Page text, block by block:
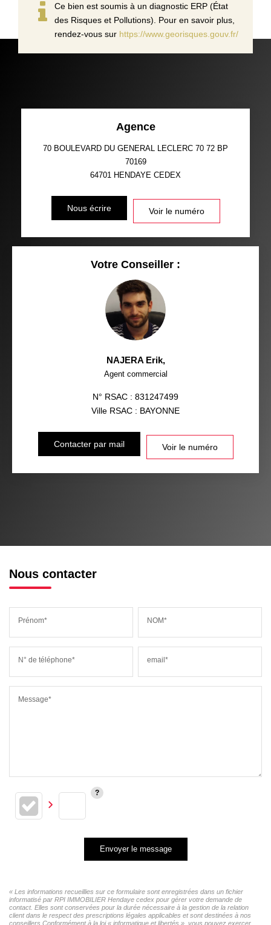
Ce bien est soumis à un diagnostic ERP (État
des Risques et Pollutions). Pour en savoir plus,
rendez-vous sur https://www.georisques.gouv.fr/
Agence
70 BOULEVARD DU GENERAL LECLERC 70 72 BP
70169
64701 HENDAYE CEDEX
Nous écrire Voir le numéro
Votre Conseiller :
NAJERA Erik,
Agent commercial
N° RSAC : 831247499
Ville RSAC : BAYONNE
Contacter par mail Voir le numéro
Nous contacter
Prénom* NOM*
N° de téléphone* email*
Message*
Envoyer le message
« Les informations recueillies sur ce formulaire sont enregistrées dans un fichier
informatisé par RPI IMMOBILIER Hendaye cedex pour gérer votre demande de
contact. Elles sont conservées pour la durée nécessaire à la gestion de la relation
client dans le respect des prescriptions légales applicables et sont destinées à nos
conseillers Conformément à la loi « informatique et libertés », vous pouvez exercer